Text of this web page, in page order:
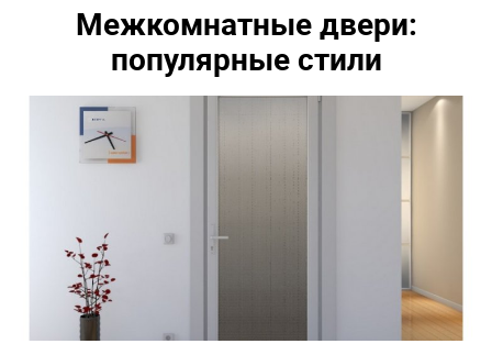
Межкомнатные двери:
популярные стили